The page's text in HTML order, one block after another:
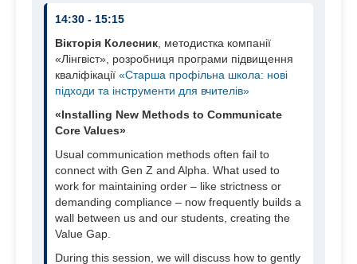
14:30 - 15:15
Вікторія Колесник методистка компанії
«Лінгвіст», розробниця програми підвищення
кваліфікації «Старша профільна школа: нові
підходи та інструменти для вчителів»
«Installing New Methods to Communicate
Core Values»
Usual communication methods often fail to
connect with Gen Z and Alpha. What used to
work for maintaining order – like strictness or
demanding compliance – now frequently builds a
wall between us and our students, creating the
Value Gap.
During this session, we will discuss how to gently